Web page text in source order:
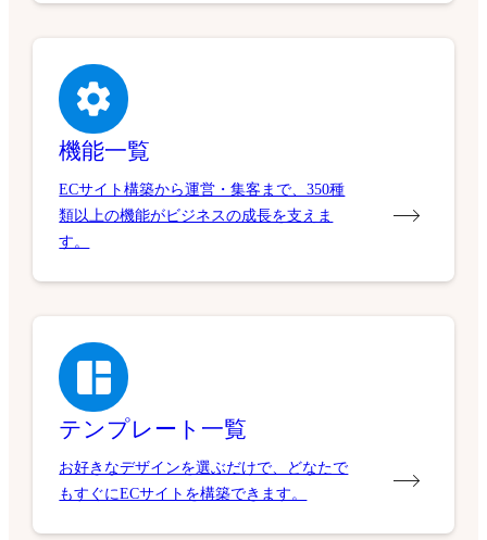
機能一覧
ECサイト構築から運営・集客まで、350種
類以上の機能がビジネスの成長を支えま
す。
テンプレート一覧
お好きなデザインを選ぶだけで、どなたで
もすぐにECサイトを構築できます。